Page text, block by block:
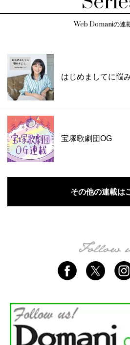
Web Domaniの連
はじめましてに悩
宝塚歌劇団OG
その他の連載は